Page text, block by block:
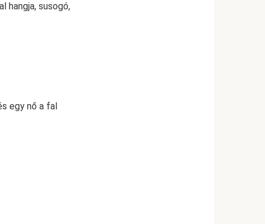
hangja, susogó,
egy nő a fal